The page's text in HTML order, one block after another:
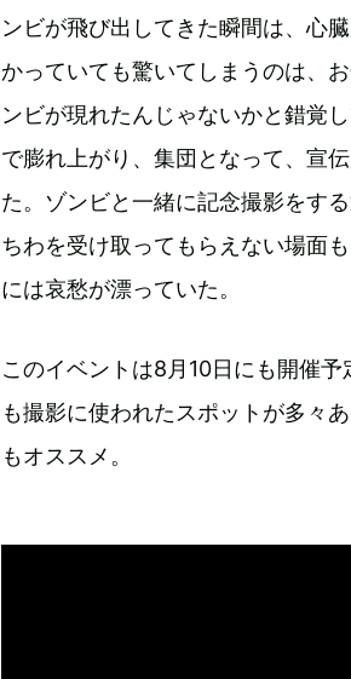
ンビが飛び出してきた瞬間は、心
かっていても驚いてしまうのは、
ンビが現れたんじゃないかと錯覚
で膨れ上がり、集団となって、宣
た。ゾンビと一緒に記念撮影をす
ちわを受け取ってもらえない場面
には哀愁が漂っていた。
このイベントは8月10日にも開催
も撮影に使われたスポットが多々
もオススメ。